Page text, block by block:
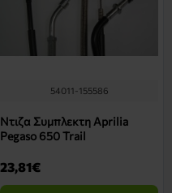
54011-155586
Ντιζα Συμπλεκτη Aprilia
Pegaso 650 Trail
23,81€